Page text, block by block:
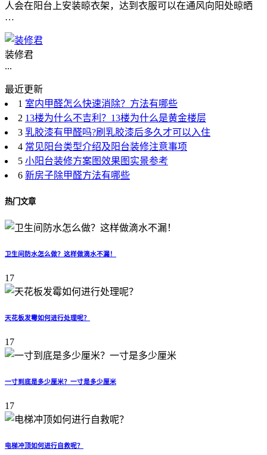
人会在阳台上安装晾衣架，达到衣服可以在通风向阳处晾晒
…
装修君
...
最近更新
1 室内甲醛怎么快速消除？方法有哪些
2 13楼为什么不吉利？13楼为什么是黄金楼层
3 乳胶漆有甲醛吗?刷乳胶漆后多久才可以入住
4 常见阳台类型介绍及阳台装修注意事项
5 小阳台装修方案图效果图实景参考
6 新房子除甲醛方法有哪些
热门文章
卫生间防水怎么做？这样做滴水不漏！
17
天花板发霉如何进行处理呢？
17
一寸到底是多少厘米？一寸是多少厘米
17
电梯冲顶如何进行自救呢？